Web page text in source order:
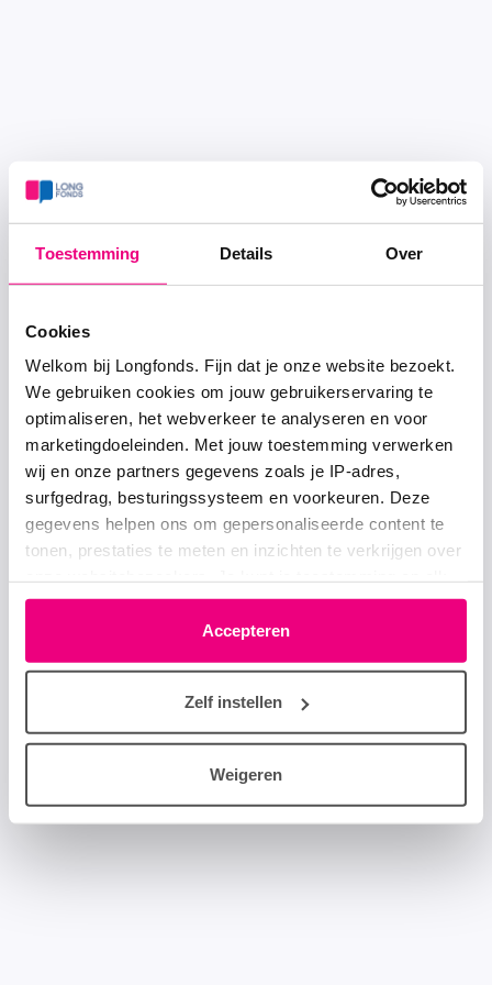
Toestemming Details Over
Cookies
Welkom bij Longfonds. Fijn dat je onze website bezoekt.
We gebruiken cookies om jouw gebruikerservaring te
optimaliseren, het webverkeer te analyseren en voor
marketingdoeleinden. Met jouw toestemming verwerken
wij en onze partners gegevens zoals je IP-adres,
surfgedrag, besturingssysteem en voorkeuren. Deze
gegevens helpen ons om gepersonaliseerde content te
tonen, prestaties te meten en inzichten te verkrijgen over
moment wijzigen of intrekken via het cookie-icoontje
linksonder elke pagina. De lijst met partners is te vinden
in het tabblad “details”.
Accepteren
Zelf instellen
Weigeren